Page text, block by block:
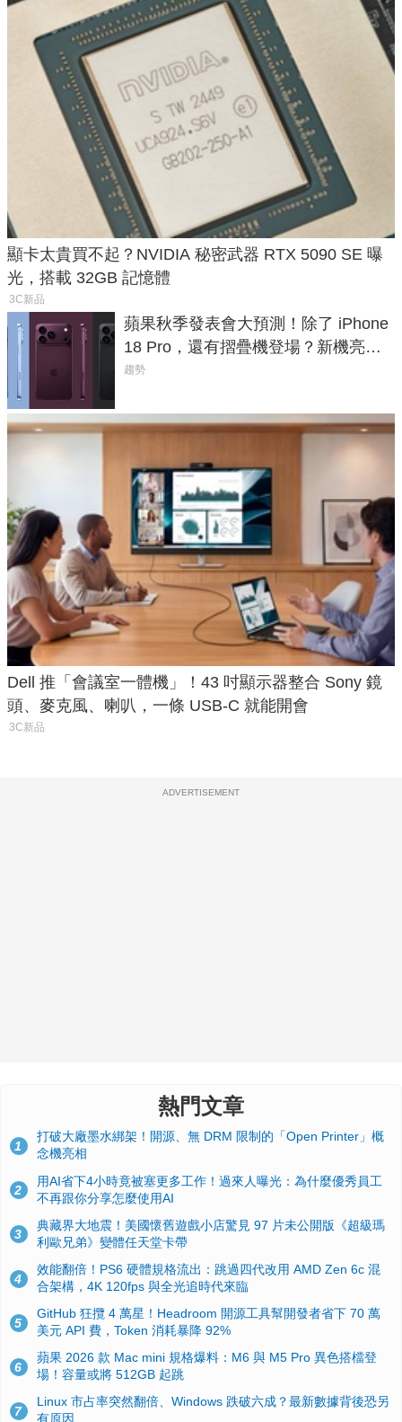
顯卡太貴買不起？NVIDIA 秘密武器 RTX 5090 SE 曝
光，搭載 32GB 記憶體
3C新品
蘋果秋季發表會大預測！除了 iPhone
18 Pro，還有摺疊機登場？新機亮點
預測一次看
趨勢
Dell 推「會議室一體機」！43 吋顯示器整合 Sony 鏡
頭、麥克風、喇叭，一條 USB-C 就能開會
3C新品
ADVERTISEMENT
熱門文章
1
打破大廠墨水綁架！開源、無 DRM 限制的「Open Printer」概
念機亮相
2
用AI省下4小時竟被塞更多工作！過來人曝光：為什麼優秀員工
不再跟你分享怎麼使用AI
3
典藏界大地震！美國懷舊遊戲小店驚見 97 片未公開版《超級瑪
利歐兄弟》變體任天堂卡帶
4
效能翻倍！PS6 硬體規格流出：跳過四代改用 AMD Zen 6c 混
合架構，4K 120fps 與全光追時代來臨
5
GitHub 狂攬 4 萬星！Headroom 開源工具幫開發者省下 70 萬
美元 API 費，Token 消耗暴降 92%
6
蘋果 2026 款 Mac mini 規格爆料：M6 與 M5 Pro 異色搭檔登
場！容量或將 512GB 起跳
7
Linux 市占率突然翻倍、Windows 跌破六成？最新數據背後恐另
有原因